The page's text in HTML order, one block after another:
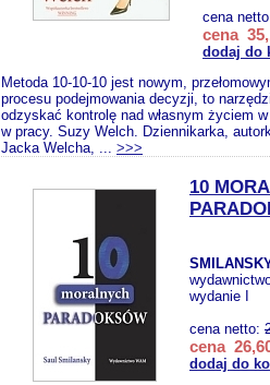
cena
cena
dodaj do
Metoda 10-10-10 jest nowym,
procesu podejmowania decyzji, to
odzyskać kontrolę nad własnym życiem
w pracy. Suzy Welch. Dziennikarka,
Jacka Welcha, ... >>>
10
wydanie I
cena netto:
cena
dodaj do